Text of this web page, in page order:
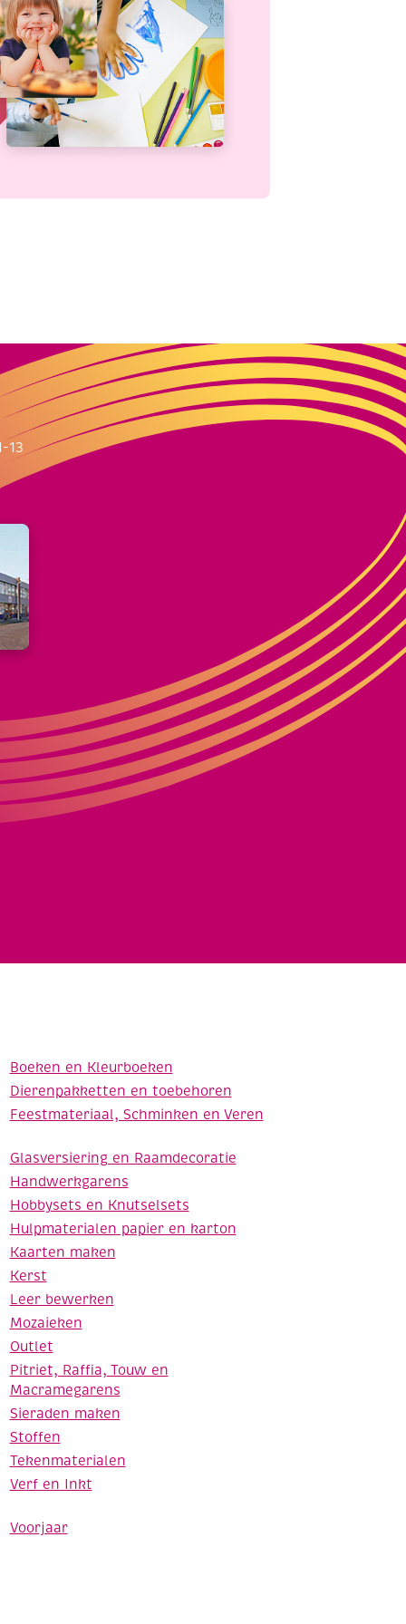
13
Boeken en Kleurboeken
Dierenpakketten en toebehoren
Feestmateriaal, Schminken en Veren
Glasversiering en Raamdecoratie
Handwerkgarens
Hobbysets en Knutselsets
Hulpmaterialen papier en karton
Kaarten maken
Kerst
Leer bewerken
Mozaieken
Outlet
Pitriet, Raffia, Touw en
Macramegarens
Sieraden maken
Stoffen
Tekenmaterialen
Verf en Inkt
Voorjaar